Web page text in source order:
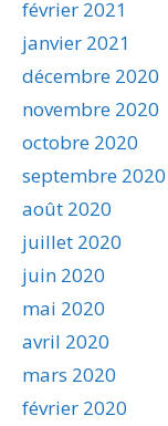
février 2021
janvier 2021
décembre 2020
novembre 2020
octobre 2020
septembre 2020
août 2020
juillet 2020
juin 2020
mai 2020
avril 2020
mars 2020
février 2020